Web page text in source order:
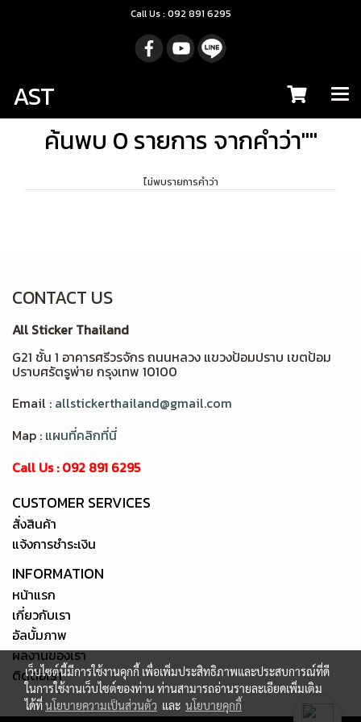
Call Us : 092 891 6295
AST
ค้นพบ 0 รายการ จากคำว่า""
ไม่พบรายการคำว่า
CONTACT US
All Sticker Thailand
G21 ชั้น 1 อาคารศรีวรจักร ถนนหลวง แขวงป้อมปราบ เขตป้อม
ปราบศรัตรูพ่าย กรุงเทพ 10100
Email : allstickerthailand@gmail.com
Map : แผนที่คลิกที่นี่
Call Us : 092 891 6295
CUSTOMER SERVICES
สั่งสินค้า
แจ้งการชำระเงิน
INFORMATION
หน้าแรก
เกี่ยวกับเรา
อัลบั้มภาพ
ผลงานของเรา
ติดต่อเรา
เว็บไซต์นี้มีการใช้งานคุกกี้ เพื่อเพิ่มประสิทธิภาพและประสบการณ์ที่ดี
ในการใช้งานเว็บไซต์ของท่าน ท่านสามารถอ่านรายละเอียดเพิ่มเติม
ได้ที่นโยบายความเป็นส่วนตัว และ นโยบายคุกกี้